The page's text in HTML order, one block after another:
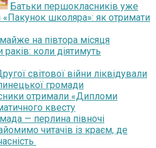
Батьки першокласників уже
школяра»: як отримати
на півтора місяця
коли діятимуть
світової війни ліквідували
громади
отримали «Дипломи
квесту
— перлина півночі
читачів із краєм, де